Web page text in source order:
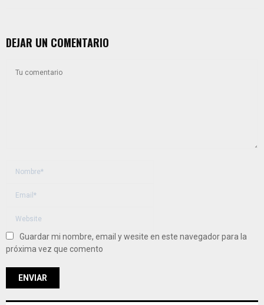
DEJAR UN COMENTARIO
Guardar mi nombre, email y wesite en este navegador para la
próxima vez que comento